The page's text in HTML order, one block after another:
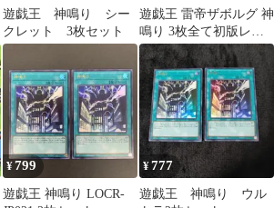
遊戯王 神鳴り シー
クレット 3枚セット
遊戯王 雷帝ザボルグ 神
鳴り 3枚全て初版レア
とウルトラレア 即日
発送
¥799
遊戯王 神鳴り LOCR-
¥777
遊戯王 神鳴り ウル